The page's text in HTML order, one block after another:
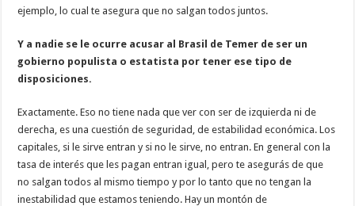
ejemplo, lo cual te asegura que no salgan todos juntos.
Y a nadie se le ocurre acusar al Brasil de Temer de ser un
gobierno populista o estatista por tener ese tipo de
disposiciones.
Exactamente. Eso no tiene nada que ver con ser de izquierda ni de
derecha, es una cuestión de seguridad, de estabilidad económica. Los
capitales, si le sirve entran y si no le sirve, no entran. En general con la
tasa de interés que les pagan entran igual, pero te asegurás de que
no salgan todos al mismo tiempo y por lo tanto que no tengan la
inestabilidad que estamos teniendo. Hay un montón de